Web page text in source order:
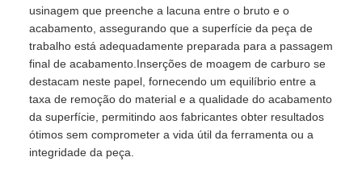
usinagem que preenche a lacuna entre o bruto e o
acabamento, assegurando que a superfície da peça de
trabalho está adequadamente preparada para a passagem
final de acabamento.Inserções de moagem de carburo se
destacam neste papel, fornecendo um equilíbrio entre a
taxa de remoção do material e a qualidade do acabamento
da superfície, permitindo aos fabricantes obter resultados
ótimos sem comprometer a vida útil da ferramenta ou a
integridade da peça.